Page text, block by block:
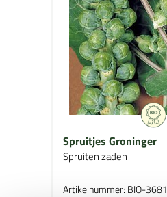
Spruitjes Groninger
Spruiten zaden
Artikelnummer: BIO-3681